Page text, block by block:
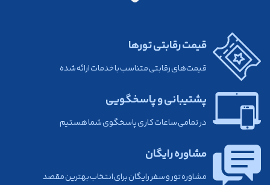
قیمت رقابتی تورها
قیمت‌های رقابتی متناسب با خدمات ارائه شده
پشتیبانی و پاسخگویی
در تمامی ساعات کاری پاسخگوی شما هستیم
مشاوره رایگان
مشاوره تور و سفر رایگان برای انتخاب بهترین مقصد